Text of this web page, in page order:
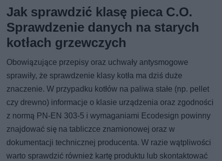
Jak sprawdzić klasę pieca C.O.
Sprawdzenie danych na starych
kotłach grzewczych
Obowiązujące przepisy oraz uchwały antysmogowe
sprawiły, że sprawdzenie klasy kotła ma dziś duże
znaczenie. W przypadku kotłów na paliwa stałe (np. pellet
czy drewno) informacje o klasie urządzenia oraz zgodności
z normą PN-EN 303-5 i wymaganiami Ecodesign powinny
znajdować się na tabliczce znamionowej oraz w
dokumentacji technicznej producenta. W razie wątpliwości
warto sprawdzić również kartę produktu lub skontaktować